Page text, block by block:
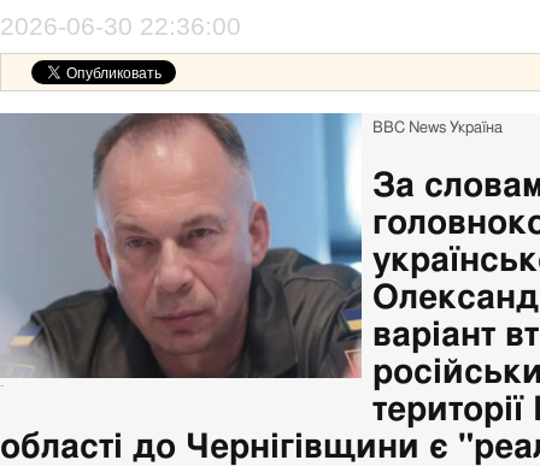
2026-06-30 22:36:00
-
BBC News Україна
Published
За
варіант
області до Чернігівщини є